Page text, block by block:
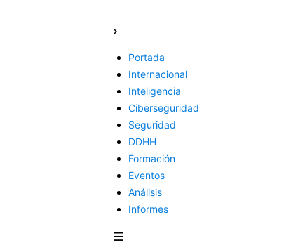
Portada
Internacional
Inteligencia
Ciberseguridad
Seguridad
DDHH
Formación
Eventos
Análisis
Informes